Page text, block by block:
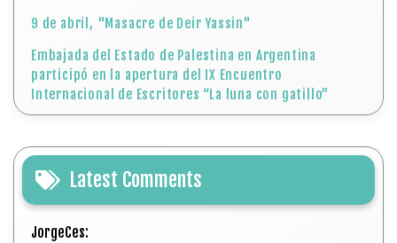
9 de abril, "Masacre de Deir Yassin"
Embajada del Estado de Palestina en Argentina
participó en la apertura del IX Encuentro
Internacional de Escritores “La luna con gatillo”
Latest Comments
JorgeCes: